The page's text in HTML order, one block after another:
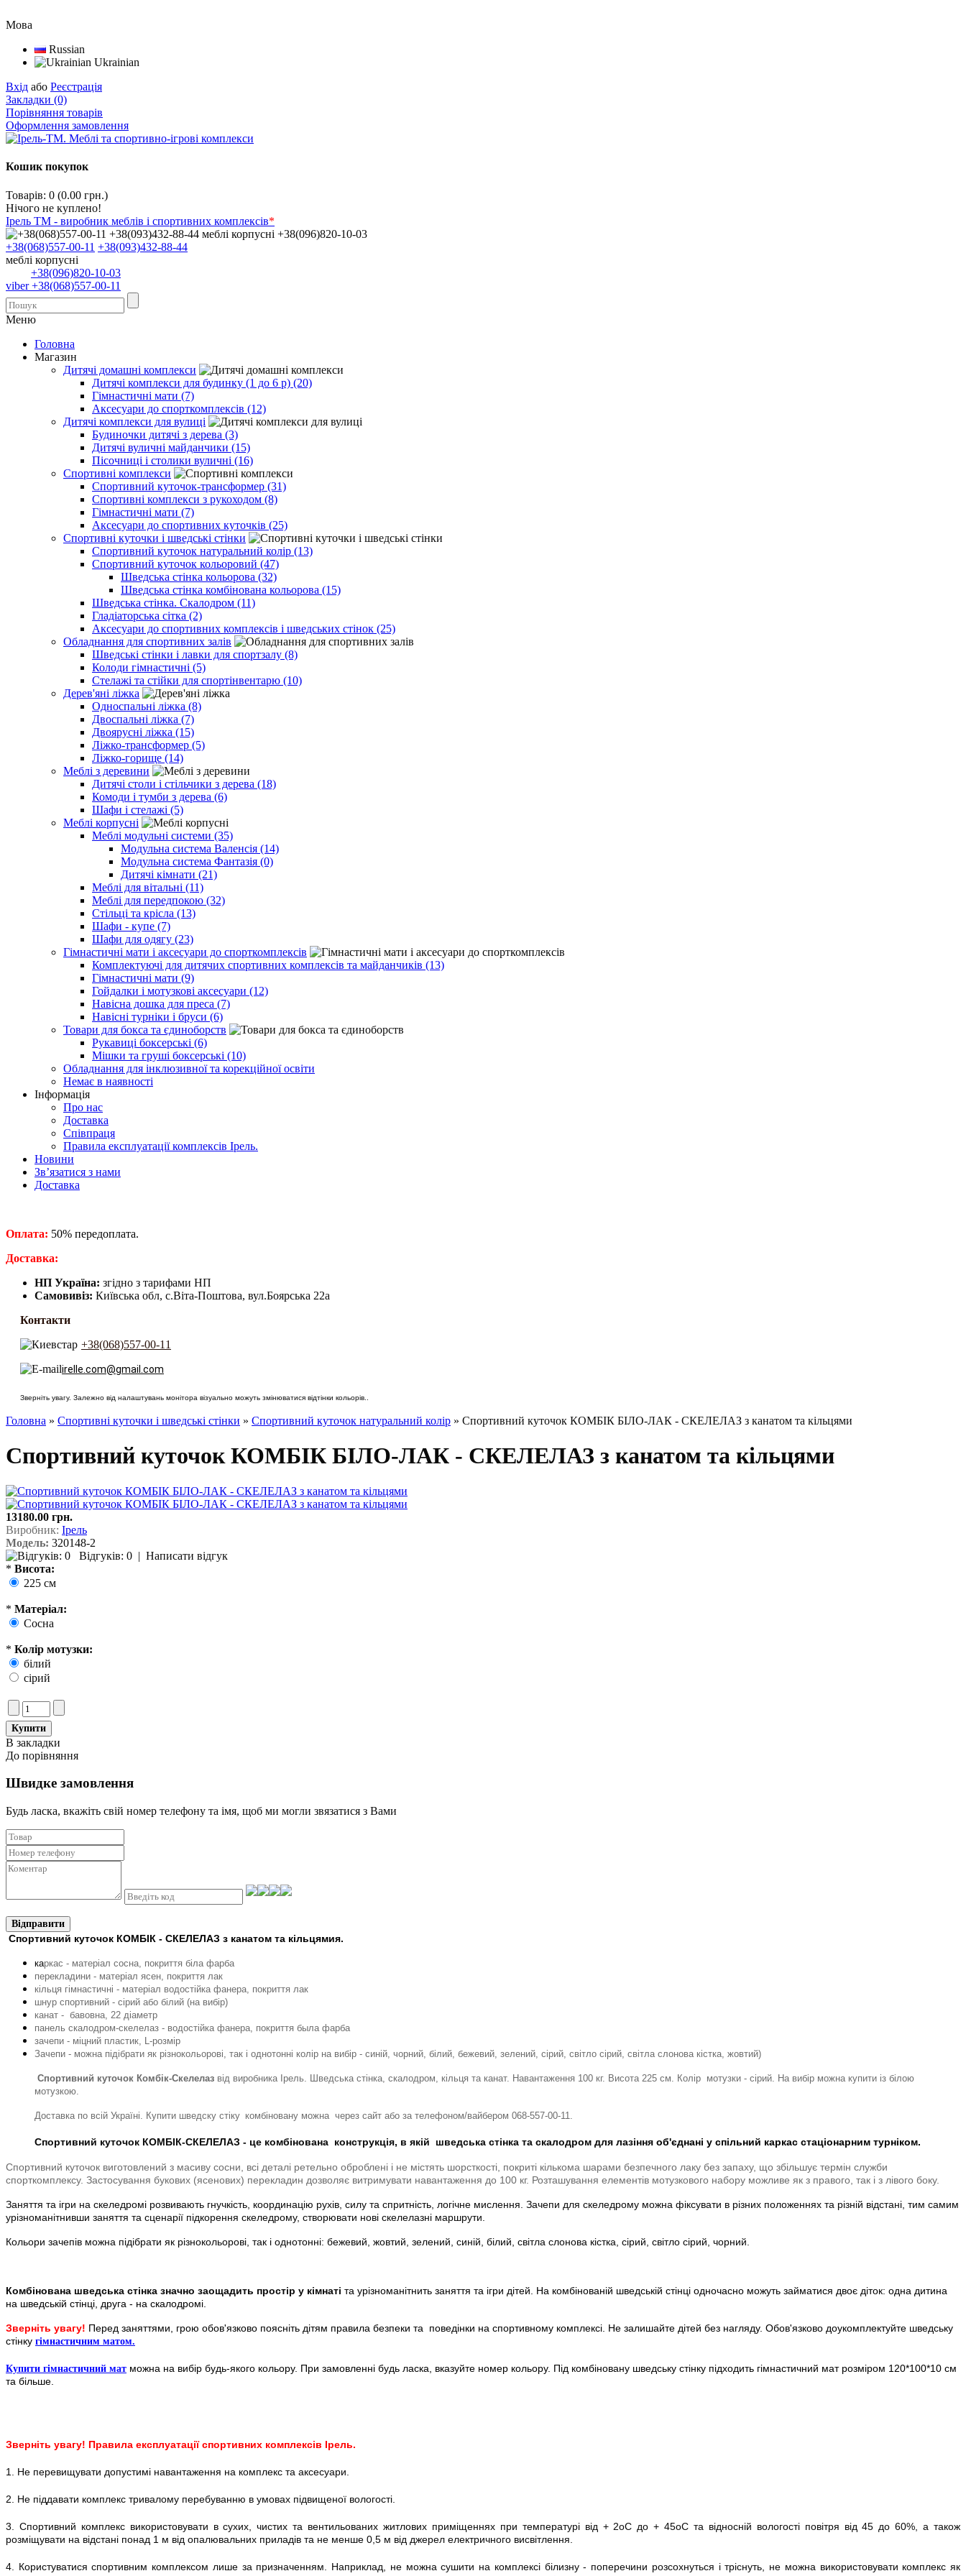
Мова
Russian
Ukrainian
Вхід або Реєстрація
Закладки (0)
Порівняння товарів
Оформлення замовлення
Кошик покупок
Товарів: 0 (0.00 грн.)
Нічого не куплено!
Ірель ТМ - виробник меблів і спортивних комплексів*
+38(068)557-00-11 +38(093)432-88-44
меблі корпусні
+38(096)820-10-03
viber +38(068)557-00-11
Меню
Головна
Магазин
Дитячі домашні комплекси
Дитячі комплекси для будинку (1 до 6 р) (20)
Гімнастичні мати (7)
Аксесуари до спорткомплексів (12)
Дитячі комплекси для вулиці
Будиночки дитячі з дерева (3)
Дитячі вуличні майданчики (15)
Пісочниці і столики вуличні (16)
Спортивні комплекси
Спортивний куточок-трансформер (31)
Спортивні комплекси з рукоходом (8)
Гімнастичні мати (7)
Аксесуари до спортивних куточків (25)
Спортивні куточки і шведські стінки
Спортивний куточок натуральний колір (13)
Спортивний куточок кольоровий (47)
Шведська стінка кольорова (32)
Шведська стінка комбінована кольорова (15)
Шведська стінка. Скалодром (11)
Гладіаторська сітка (2)
Аксесуари до спортивних комплексів і шведських стінок (25)
Обладнання для спортивних залів
Шведські стінки і лавки для спортзалу (8)
Колоди гімнастичні (5)
Стелажі та стійки для спортінвентарю (10)
Дерев'яні ліжка
Односпальні ліжка (8)
Двоспальні ліжка (7)
Двоярусні ліжка (15)
Ліжко-трансформер (5)
Ліжко-горище (14)
Меблі з деревини
Дитячі столи і стільчики з дерева (18)
Комоди і тумби з дерева (6)
Шафи і стелажі (5)
Меблі корпусні
Меблі модульні системи (35)
Модульна система Валенсія (14)
Модульна система Фантазія (0)
Дитячі кімнати (21)
Меблі для вітальні (11)
Меблі для передпокою (32)
Стільці та крісла (13)
Шафи - купе (7)
Шафи для одягу (23)
Гімнастичні мати і аксесуари до спорткомплексів
Комплектуючі для дитячих спортивних комплексів та майданчиків (13)
Гімнастичні мати (9)
Гойдалки і мотузкові аксесуари (12)
Навісна дошка для преса (7)
Навісні турніки і бруси (6)
Товари для бокса та єдиноборств
Рукавиці боксерські (6)
Мішки та груші боксерські (10)
Обладнання для інклюзивної та корекційної освіти
Немає в наявності
Інформація
Про нас
Доставка
Співпраця
Правила експлуатації комплексів Ірель.
Новини
Зв’язатися з нами
Доставка
Оплата: 50% передоплата.
​Доставка:
НП Україна: згідно з тарифами НП
Самовивіз: Київська обл, с.Віта-Поштова, вул.Боярська 22а
Контакти
+38(068)557-00-11
irelle.com@gmail.com
Зверніть увагу. Залежно від налаштувань монітора візуально можуть змінюватися відтінки кольорів..
Головна » Спортивні куточки і шведські стінки » Спортивний куточок натуральний колір » Спортивний куточок КОМБІК БІЛО-ЛАК - СКЕЛЕЛАЗ з канатом та кільцями
Спортивний куточок КОМБІК БІЛО-ЛАК - СКЕЛЕЛАЗ з канатом та кільцями
13180.00 грн.
Виробник: Ірель
Модель: 320148-2
Відгуків: 0 | Написати відгук
* Висота:
225 см
* Матеріал:
Сосна
* Колір мотузки:
білий
сірий
В закладки
До порівняння
Швидке замовлення
Будь ласка, вкажіть свій номер телефону та iмя, щоб ми могли звязатися з Вами
Відправити
Спортивний куточок КОМБІК - СКЕЛЕЛАЗ з канатом та кільцямия.
каркас - матеріал сосна, покриття біла фарба
перекладини - матеріал ясен, покриття лак
кільця гімнастичні - матеріал водостійка фанера, покриття лак
шнур спортивний - сірий або білий (на вибір)
канат - бавовна, 22 діаметр
панель скалодром-скелелаз - водостійка фанера, покриття была фарба
зачепи - міцний пластик, L-розмір
Зачепи - можна підібрати як різнокольорові, так і однотонні колір на вибір - синій, чорний, білий, бежевий, зелений, сірий, світло сірий, світла слонова кістка, жовтий)
Спортивний куточок Комбік-Скелелаз від виробника Ірель. Шведська стінка, скалодром, кільця та канат. Навантаження 100 кг. Висота 225 см. Колір мотузки - сірий. На вибір можна купити із білою
мотузкою.
Доставка по всій Україні. Купити шведску стіку комбіновану можна через сайт або за телефоном/вайбером 068-557-00-11.
Спортивний куточок КОМБІК-СКЕЛЕЛАЗ - це комбінована конструкція, в якій шведська стінка та скалодром для лазіння об'єднані у спільний каркас стаціонарним турніком.
Спортивний куточок виготовлений з масиву сосни, всі деталі ретельно оброблені і не містять шорсткості, покриті кількома шарами безпечного лаку без запаху, що збільшує термін служби
спорткомплексу. Застосування букових (ясенових) перекладин дозволяє витримувати навантаження до 100 кг. Розташування елементів мотузкового набору можливе як з правого, так і з лівого боку.
Заняття та ігри на скеледромі розвивають гнучкість, координацію рухів, силу та спритність, логічне мислення. Зачепи для скеледрому можна фіксувати в різних положеннях та різній відстані, тим самим
урізноманітнивши заняття та сценарії підкорення скеледрому, створювати нові скелелазні маршрути.
Кольори зачепів можна підібрати як різнокольорові, так і однотонні: бежевий, жовтий, зелений, синій, білий, світла слонова кістка, сірий, світло сірий, чорний.
Комбінована шведська стінка значно заощадить простір у кімнаті та урізноманітнить заняття та ігри дітей. На комбінованій шведській стінці одночасно можуть займатися двоє діток: одна дитина
на шведській стінці, друга - на скалодромі.
Зверніть увагу! Перед заняттями, грою обов'язково поясніть дітям правила безпеки та поведінки на спортивному комплексі. Не залишайте дітей без нагляду. Обов'язково доукомплектуйте шведську
стінку гімнастичним матом.
Купити гімнастичний мат можна на вибір будь-якого кольору. При замовленні будь ласка, вказуйте номер кольору. Під комбіновану шведську стінку підходить гімнастичний мат розміром 120*100*10 см
та більше.
Зверніть увагу! Правила експлуатації спортивних комплексів Ірель.
1. Не перевищувати допустимі навантаження на комплекс та аксесуари.
2. Не піддавати комплекс тривалому перебуванню в умовах підвищеної вологості.
3. Спортивний комплекс використовувати в сухих, чистих та вентильованих житлових приміщеннях при температурі від + 2оС до + 45оС та відносній вологості повітря від 45 до 60%, а також
розміщувати на відстані понад 1 м від опалювальних приладів та не менше 0,5 м від джерел електричного висвітлення.
4. Користуватися спортивним комплексом лише за призначенням. Наприклад, не можна сушити на комплексі білизну - поперечини розсохнуться і тріснуть, не можна використовувати комплекс як